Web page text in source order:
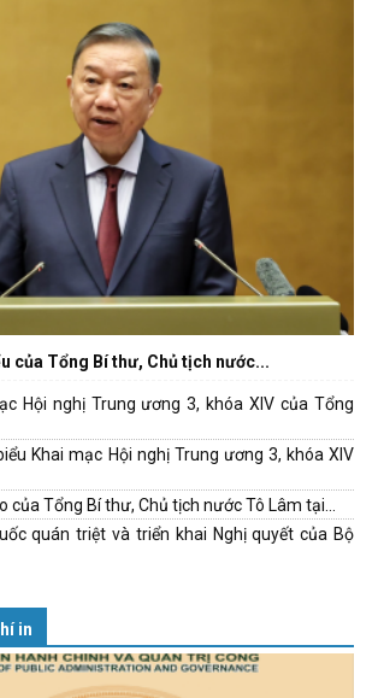
của Tổng Bí thư, Chủ tịch nước...
Hội nghị Trung ương 3, khóa XIV của Tổng
Khai mạc Hội nghị Trung ương 3, khóa XIV
của Tổng Bí thư, Chủ tịch nước Tô Lâm tại...
quán triệt và triển khai Nghị quyết của Bộ
in